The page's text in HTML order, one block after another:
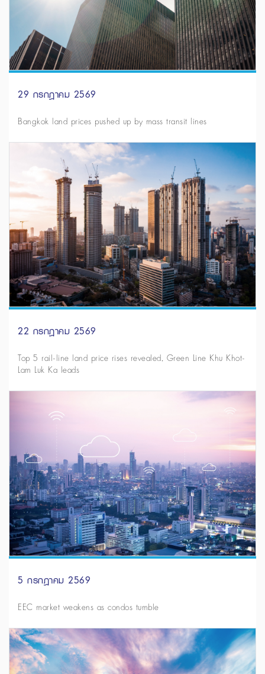
29 กรกฎาคม 2569
Bangkok land prices pushed up by mass transit lines
22 กรกฎาคม 2569
Top 5 rail-line land price rises revealed, Green Line Khu Khot-
Lam Luk Ka leads
5 กรกฎาคม 2569
EEC market weakens as condos tumble